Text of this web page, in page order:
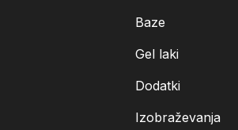
Baze
Gel laki
Dodatki
Izobraževanja